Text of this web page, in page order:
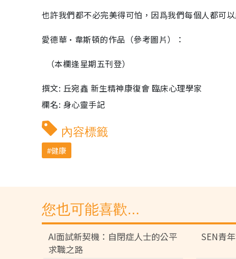
也許我們都不必完美得可怕，因爲我們每個人都可
愛德華·韋斯頓的作品（參考圖片）：
（本欄逢星期五刊登）
撰文: 丘宛鑫 新生精神康復會 臨床心理學家
欄名: 身心靈手記
內容標籤
健康
您也可能喜歡...
AI面試新契機：自閉症人士的公平
求職之路
SEN青